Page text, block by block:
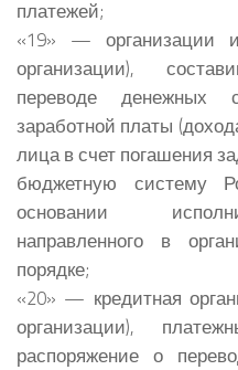
платежей;
«19» —
организации),
переводе денежных
заработной платы
лица в счет погашения
бюджетную систему
основании
направленного в
порядке;
«20» — кредитная
организации),
распоряжение о